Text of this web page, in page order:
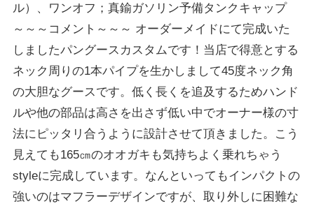
ル）、ワンオフ；真鍮ガソリン予備タンクキャップ
～～～コメント～～～ オーダーメイドにて完成いた
しましたパングースカスタムです！当店で得意とする
ネック周りの1本パイプを生かし まして45度ネック角
の大胆なグースです。低く長くを追及するためハンド
ルや他の部品は高さを出さず低い中でオーナー様の寸
法にピッタリ合うように設計させて頂きました。こう
見えても165㎝のオオガキも気持ちよく乗れち ゃう
styleに完成しています。なんといってもインパクトの
強いのはマフラーデザインですが、取り外しに困難な